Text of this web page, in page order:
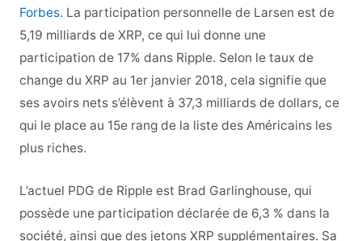
Forbes. La participation personnelle de Larsen est de
5,19 milliards de XRP, ce qui lui donne une
participation de 17% dans Ripple. Selon le taux de
change du XRP au 1er janvier 2018, cela signifie que
ses avoirs nets s’élèvent à 37,3 milliards de dollars, ce
qui le place au 15e rang de la liste des Américains les
plus riches.
L’actuel PDG de Ripple est Brad Garlinghouse, qui
possède une participation déclarée de 6,3 % dans la
société, ainsi que des jetons XRP supplémentaires. Sa